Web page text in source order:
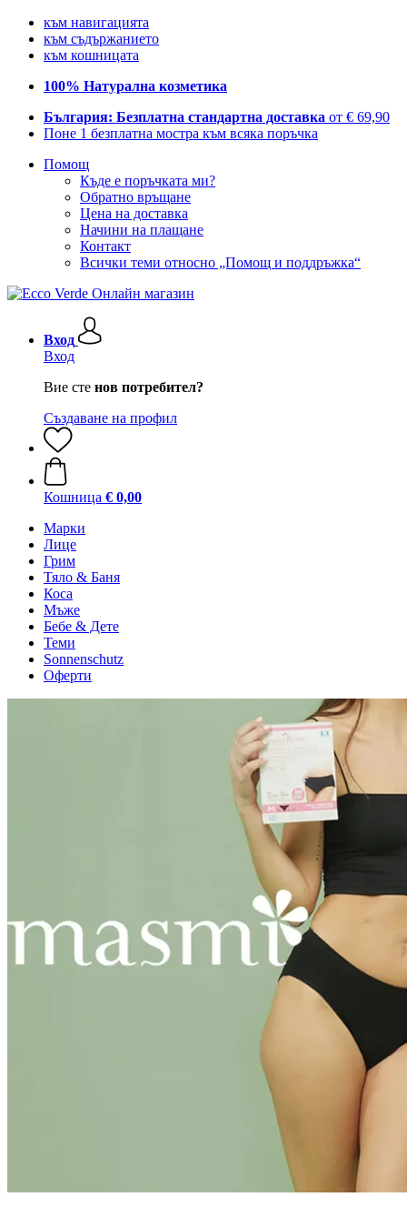
към навигацията
към съдържанието
към кошницата
100% Натурална козметика
България: Безплатна стандартна доставка от € 69,90
Поне 1 безплатна мостра към всяка поръчка
Помощ
Къде е поръчката ми?
Обратно връщане
Цена на доставка
Начини на плащане
Контакт
Всички теми относно „Помощ и поддръжка“
Вход
Вход
Вие сте нов потребител?
Създаване на профил
Кошница € 0,00
Марки
Лице
Грим
Тяло & Баня
Коса
Мъже
Бебе & Дете
Теми
Sonnenschutz
Оферти